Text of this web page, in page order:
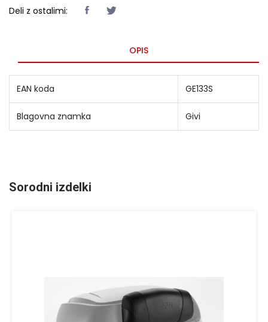
Deli z ostalimi:
OPIS
EAN koda GE133S
Blagovna znamka Givi
Sorodni izdelki